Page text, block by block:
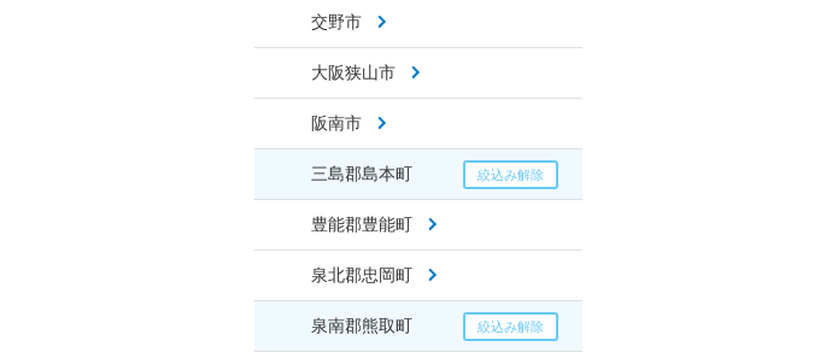
交野市
大阪狭山市
阪南市
三島郡島本町
豊能郡豊能町
泉北郡忠岡町
泉南郡熊取町